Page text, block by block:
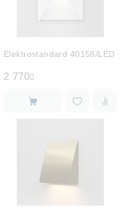
Elektrostandard 40158/LED
2 770